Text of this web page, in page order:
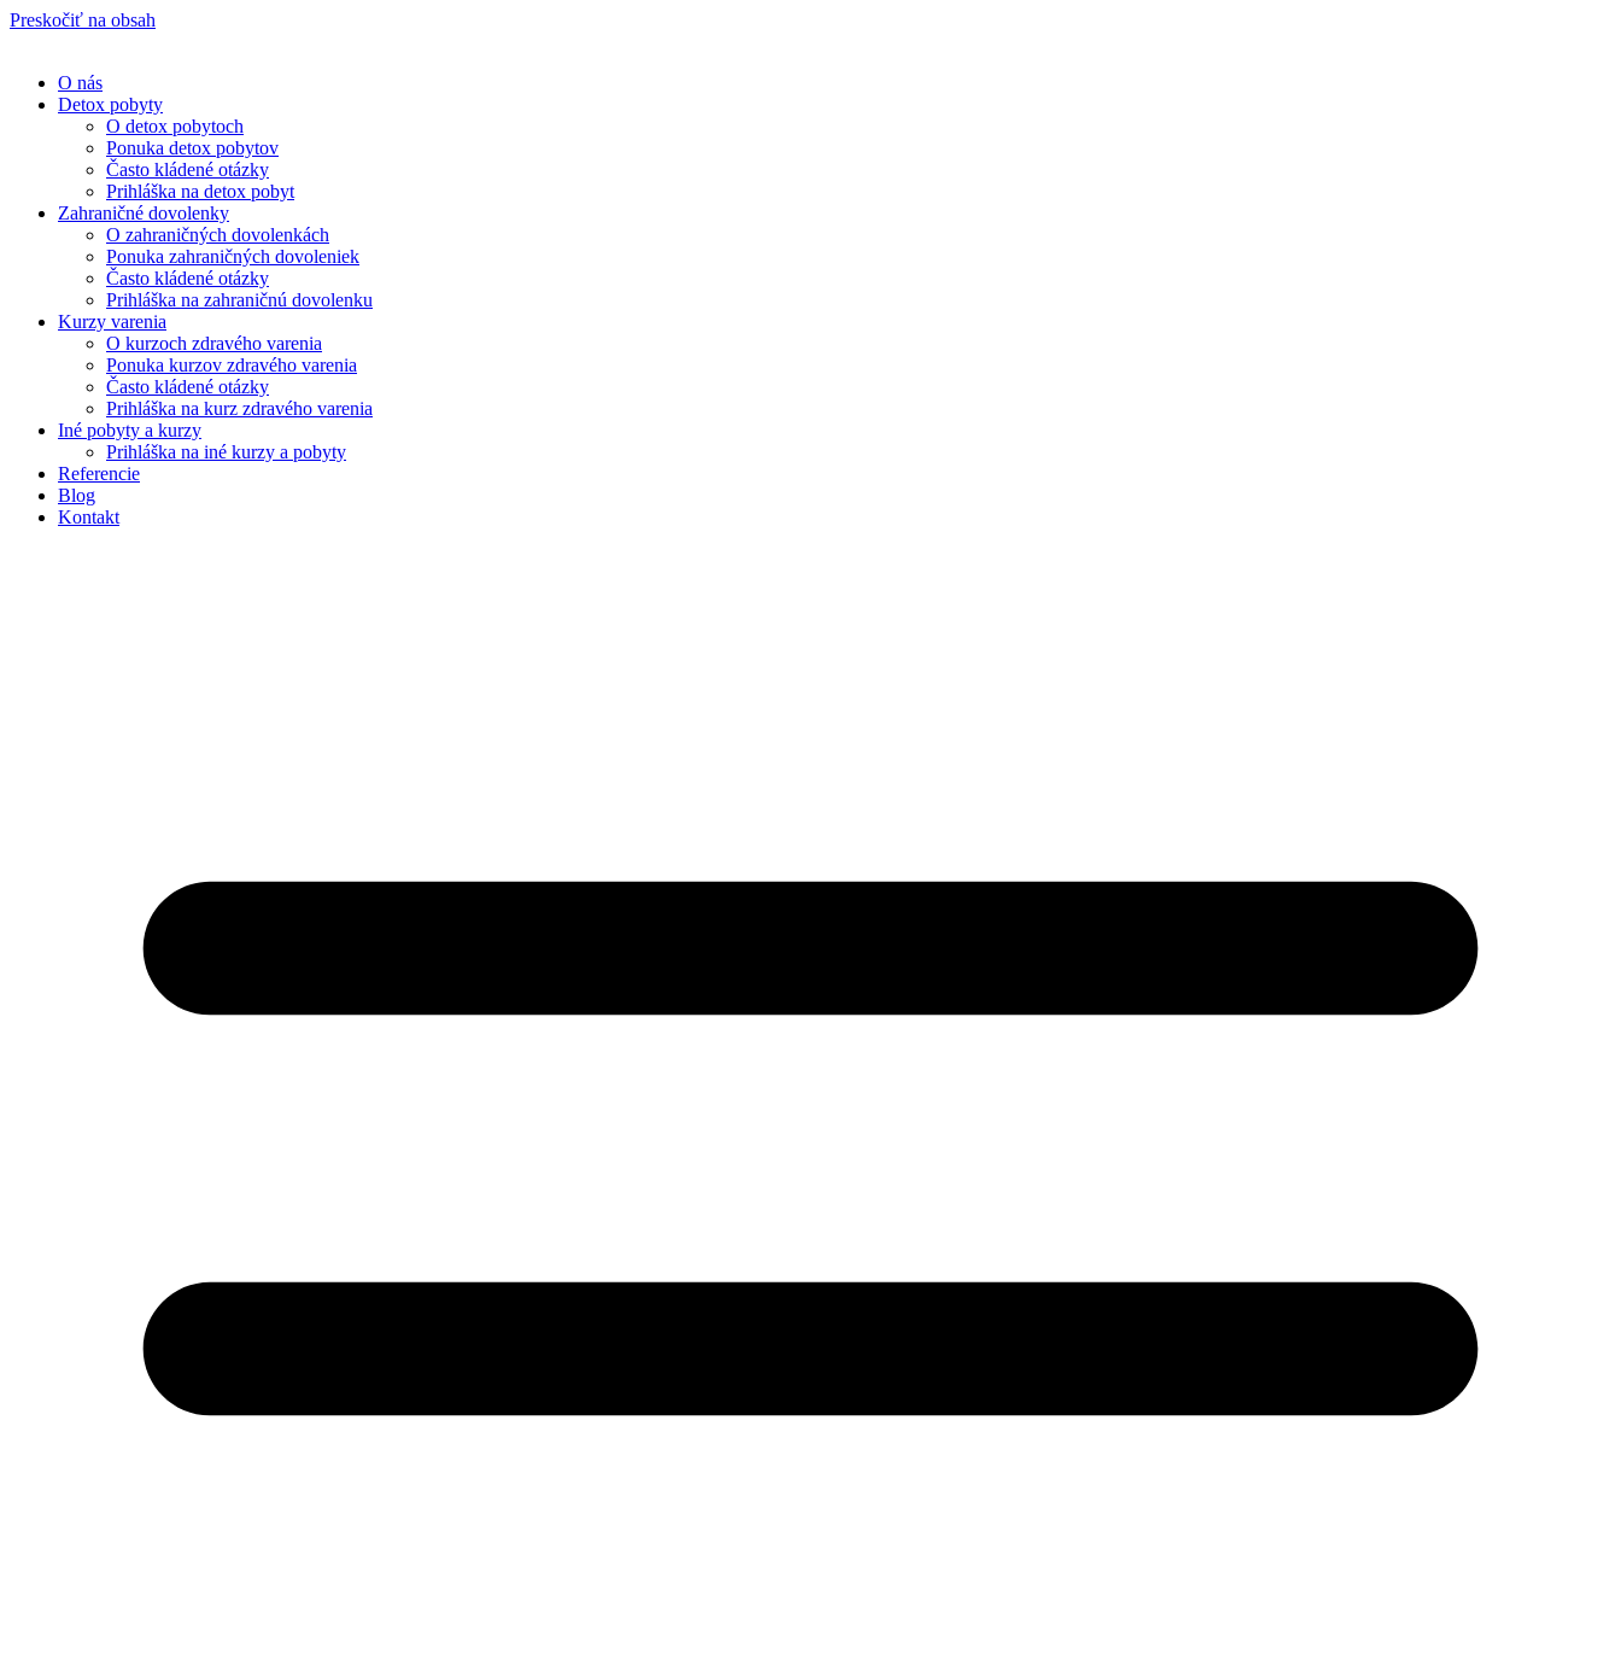
Preskočiť na obsah
O nás
Detox pobyty
O detox pobytoch
Ponuka detox pobytov
Často kládené otázky
Prihláška na detox pobyt
Zahraničné dovolenky
O zahraničných dovolenkách
Ponuka zahraničných dovoleniek
Často kládené otázky
Prihláška na zahraničnú dovolenku
Kurzy varenia
O kurzoch zdravého varenia
Ponuka kurzov zdravého varenia
Často kládené otázky
Prihláška na kurz zdravého varenia
Iné pobyty a kurzy
Prihláška na iné kurzy a pobyty
Referencie
Blog
Kontakt